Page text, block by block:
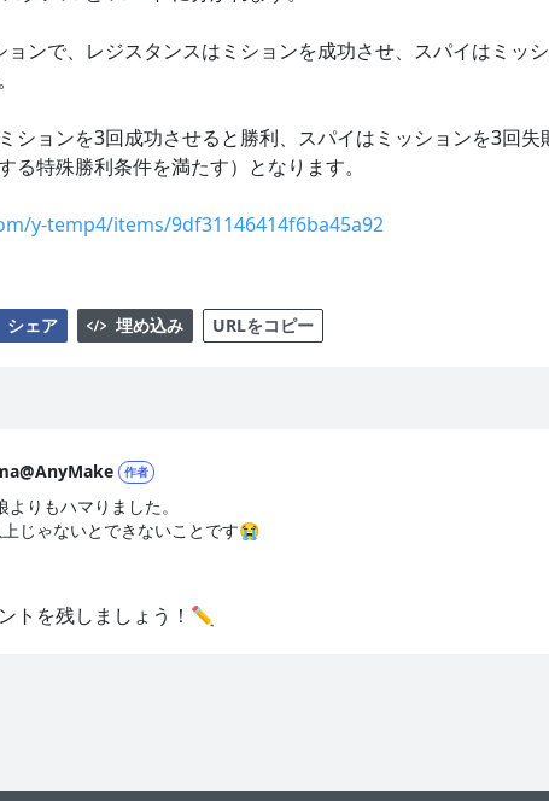
ョンで、レジスタンスはミションを成功させ、スパイはミッ
ションを3回成功させると勝利、スパイはミッションを3回失
る特殊勝利条件を満たす）となります。
y-temp4/items/9df31146414f6ba45a92
シェア 埋め込み URLをコピー
作者
りもハマりました。
じゃないとできないことです😭
トを残しましょう！✏️